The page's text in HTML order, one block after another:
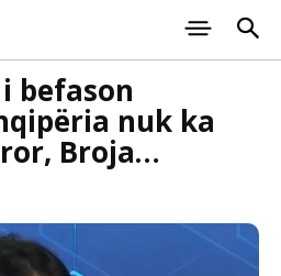
befason
nuk ka
Broja…